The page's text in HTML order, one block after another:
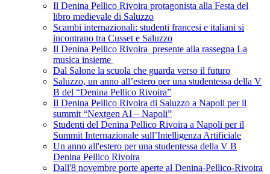
Il Denina Pellico Rivoira protagonista alla Festa del
libro medievale di Saluzzo
Scambi internazionali: studenti francesi e italiani si
incontrano tra Cusset e Saluzzo
Il Denina Pellico Rivoira presente alla rassegna La
musica insieme
Dal Salone la scuola che guarda verso il futuro
Saluzzo, un anno all’estero per una studentessa della V
B del “Denina Pellico Rivoira”
Il Denina Pellico Rivoira di Saluzzo a Napoli per il
summit “Nextgen AI – Napoli”
Studenti del Denina Pellico Rivoira a Napoli per il
Summit Internazionale sull’Intelligenza Artificiale
Un anno all'estero per una studentessa della V B
Denina Pellico Rivoira
Dall'8 novembre porte aperte al Denina-Pellico-Rivoira